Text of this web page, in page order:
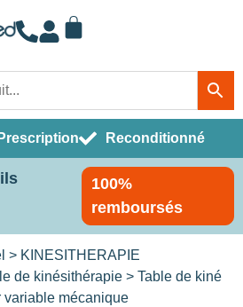
Prescription Reconditionné
100%
remboursés
> KINESITHERAPIE
de kinésithérapie > Table de kiné
variable mécanique